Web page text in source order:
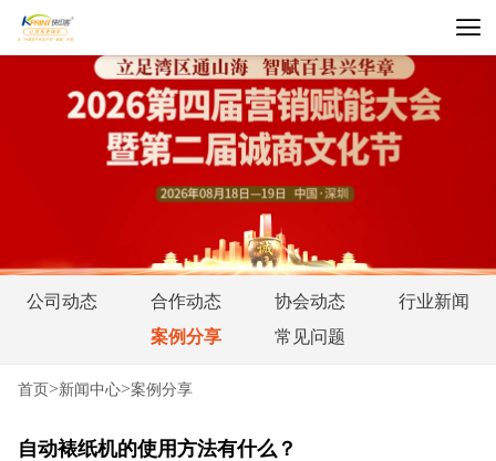
公司动态 合作动态 协会动态
行业新闻
案例分享
常见问题
首页>新闻中心>案例分享
自动裱纸机的使用方法有什么？